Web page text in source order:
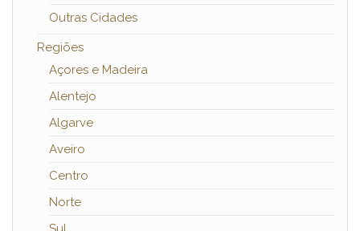
Outras Cidades
Regiões
Açores e Madeira
Alentejo
Algarve
Aveiro
Centro
Norte